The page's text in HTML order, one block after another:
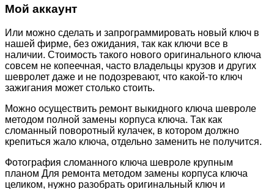
Мой аккаунт
Или можно сделать и запрограммировать новый ключ в
нашей фирме, без ожидания, так как ключи все в
наличии. Стоимость такого нового оригинального ключа
совсем не копеечная, часто владельцы крузов и других
шевролет даже и не подозревают, что какой-то ключ
зажигания может столько стоить.
Можно осуществить ремонт выкидного ключа шевроле
методом полной замены корпуса ключа. Так как
сломанный поворотный кулачек, в котором должно
крепиться жало ключа, отдельно заменить не получится.
Фотография сломанного ключа шевроле крупным
планом Для ремонта методом замены корпуса ключа
целиком, нужно разобрать оригинальный ключ и